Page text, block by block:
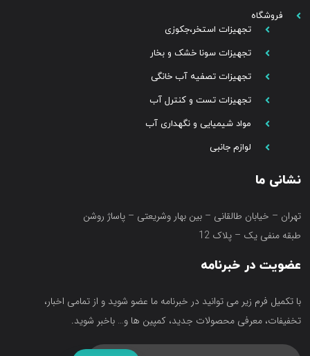
فروشگاه
تجهیزات استخر،جکوزی
تجهیزات سونا خشک و بخار
تجهیزات تصفیه آب خانگی
تجهیزات تست و کنترل آب
مواد شیمیایی و نگهداری آب
لوازم جانبی
نشانی ما
تهران – خیابان طالقانی – بین بهار وشریعتی – پاساژ روشن
طبقه منفی یک – پلاک 12
عضویت در خبرنامه
با تکمیل فرم زیر می توانید در خبرنامه ما عضو شوید و از تمامی اخبار،
تخفیفات، معرفی محصولات جدید، کمپین ها و… باخبر شوید.